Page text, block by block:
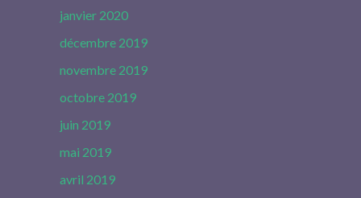
janvier 2020
décembre 2019
novembre 2019
octobre 2019
juin 2019
mai 2019
avril 2019